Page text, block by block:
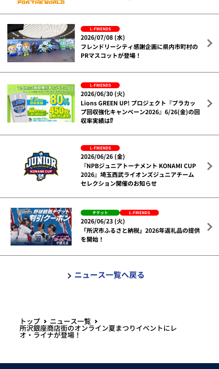
L-FRIENDS
2026/07/08 (水)
フレンドリーシティ感謝企画に県内市町村の
PRマスコットが登場！
L-FRIENDS
2026/06/30 (火)
Lions GREEN UP! プロジェクト『プラカッ
プ回収強化キャンペーン2026』6/26(金)の回
収率実績は⁉
L-FRIENDS
2026/06/26 (金)
『NPBジュニアトーナメント KONAMI CUP
2026』埼玉西武ライオンズジュニアチーム
セレクション開催のお知らせ
チケット L-FRIENDS
2026/06/23 (火)
「所沢市ふるさと納税」2026年返礼品の提供
を開始！
ニュース一覧へ戻る
トップ ニュース一覧
所沢銀座商店街のオンライン夏まつりイベントにレ
オ・ライナが登場！